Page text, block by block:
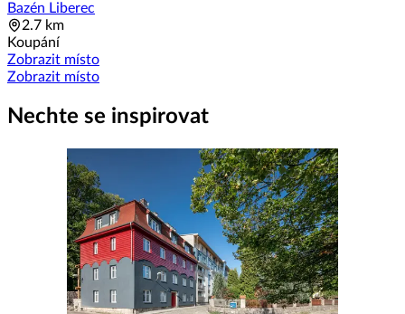
Bazén Liberec
2.7 km
Koupání
Zobrazit místo
Zobrazit místo
Nechte se inspirovat